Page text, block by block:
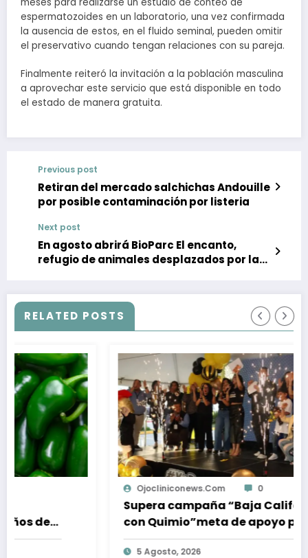
meses para realizarse un estudio de conteo de
espermatozoides en un laboratorio, una vez confirmada
la ausencia de estos, en el fluido seminal, pueden omitir
el preservativo cuando tengan relaciones con su pareja.
Finalmente reiteró la invitación a la población masculina
a aprovechar este servicio que está disponible en todo
el estado de manera gratuita.
Previous post
Retiran del mercado salchichas Andouille
por posible contaminación por listeria
Next post
En agosto abrirá BioParc El encanto,
refugio de animales desplazados por la
RELATED POSTS
Ojocliniconews.com 0
Supera campaña “Baja California
con Quimio”meta de apoyo para
pacientes oncológicos
5 Agosto, 2026